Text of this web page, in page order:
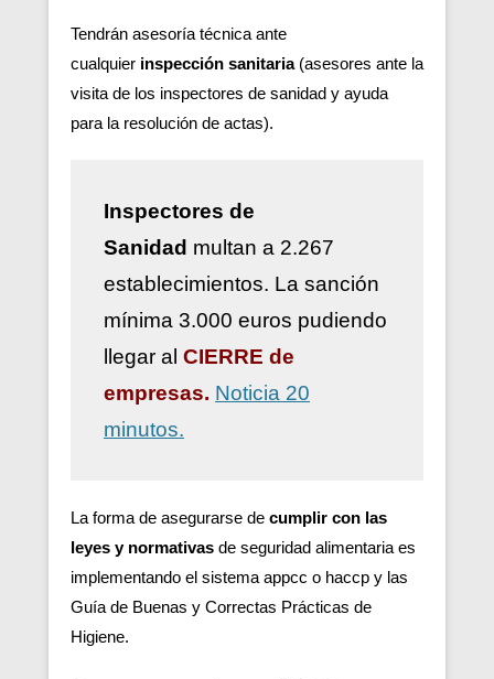
Tendrán asesoría técnica ante
cualquier inspección sanitaria (asesores ante la
visita de los inspectores de sanidad y ayuda
para la resolución de actas).
Inspectores de
Sanidad multan a 2.267
establecimientos. La sanción
mínima 3.000 euros pudiendo
llegar al CIERRE de
empresas. Noticia 20
minutos.
La forma de asegurarse de cumplir con las
leyes y normativas de seguridad alimentaria es
implementando el sistema appcc o haccp y las
Guía de Buenas y Correctas Prácticas de
Higiene.